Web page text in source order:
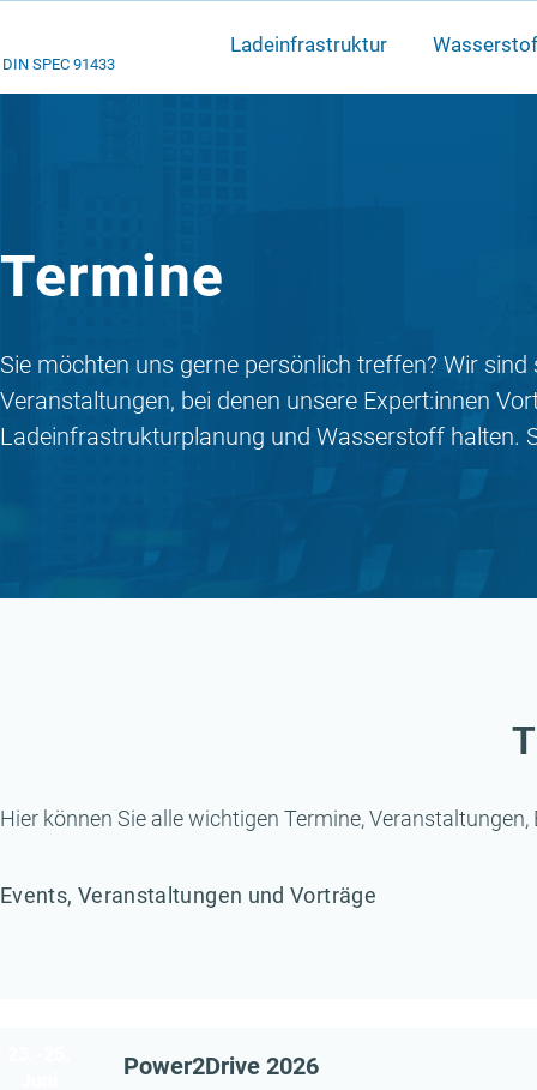
DIN SPEC 91433
Ladeinfrastruktur
Termine
Sie möchten uns gerne persönlich treffen? Wir
Veranstaltungen, bei denen unsere Expert:innen
Ladeinfrastrukturplanung und Wasserstoff halten.
Hier können Sie alle wichtigen Termine,
Events, Veranstaltungen und Vorträge
Power2Drive 2026